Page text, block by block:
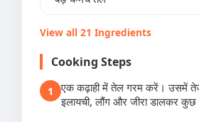
View all 21 Ingredients
Cooking Steps
1
एक कढ़ाही में तेल गरम करें। उसमें
इलायची, लौंग और जीरा डालकर